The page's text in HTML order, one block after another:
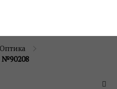
Оптика
№90208